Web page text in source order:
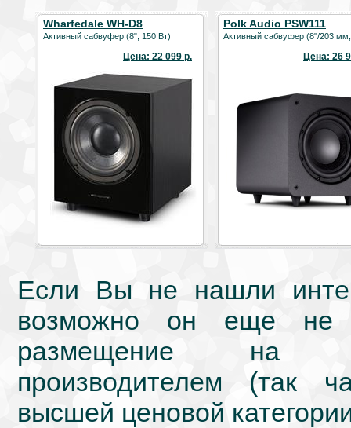
Wharfedale WH-D8
Активный сабвуфер (8", 150 Вт)
Цена: 22 099 р.
Polk Audio PSW111
Активный сабвуфер (8"/203 мм,
Цена: 26
Если Вы не нашли
возможно он еще не
размещение на
производителем (так
высшей ценовой